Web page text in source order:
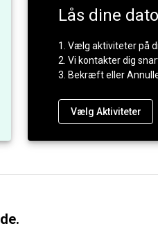
Lås dine
1. Vælg aktiviteter på
2. Vi kontakter dig
3. Bekræft eller
Vælg Aktiviteter